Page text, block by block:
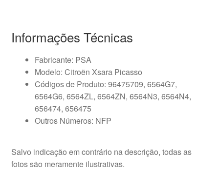
Informações Técnicas
Fabricante: PSA
Modelo: Citroën Xsara Picasso
Códigos de Produto: 96475709, 6564G7,
6564G6, 6564ZL, 6564ZN, 6564N3, 6564N4,
656474, 656475
Outros Números: NFP
Salvo indicação em contrário na descrição, todas as
fotos são meramente ilustrativas.